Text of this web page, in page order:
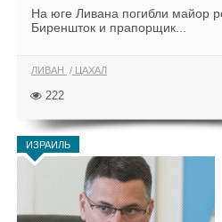
На юге Ливана погибли майор
Биреншток и прапорщик...
ЛИВАН ЦАХАЛ
222
ИЗРАИЛЬ